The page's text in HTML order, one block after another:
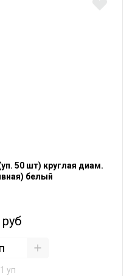
50 шт) круглая диам.
белый
уп